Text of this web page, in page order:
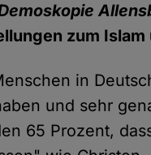
zum
in
und sehr
65 Prozent,